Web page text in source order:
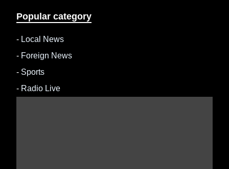
Popular category
- Local News
- Foreign News
- Sports
- Radio Live